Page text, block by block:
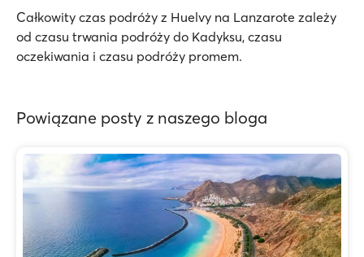
Całkowity czas podróży z Huelvy na Lanzarote zależy
od czasu trwania podróży do Kadyksu, czasu
oczekiwania i czasu podróży promem.
Powiązane posty z naszego bloga